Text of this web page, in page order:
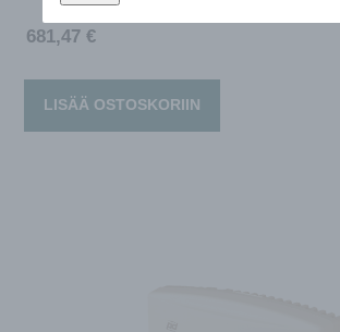
681,47 €
LISÄÄ OSTOSKORIIN